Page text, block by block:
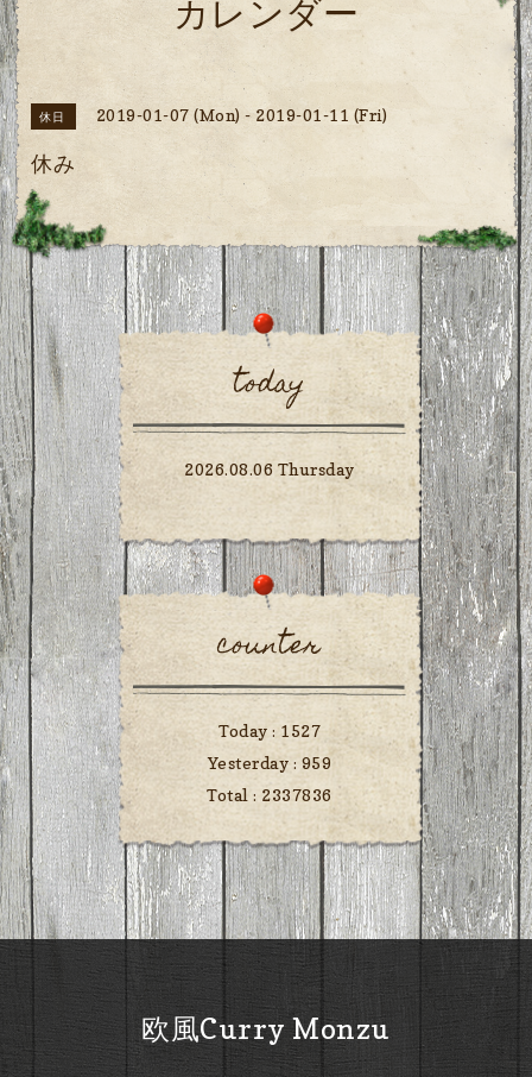
カレンダー
休日 2019-01-07 (Mon) - 2019-01-11 (Fri)
休み
today
2026.08.06 Thursday
counter
Today : 1527
Yesterday : 959
Total : 2337836
欧風Curry Monzu